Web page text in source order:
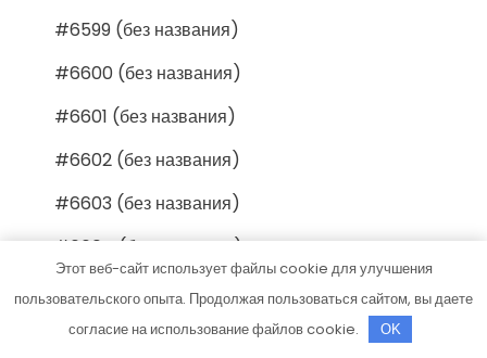
#6599 (без названия)
#6600 (без названия)
#6601 (без названия)
#6602 (без названия)
#6603 (без названия)
#6604 (без названия)
#6605 (без названия)
#6606 (без названия)
Этот веб-сайт использует файлы cookie для улучшения
пользовательского опыта. Продолжая пользоваться сайтом, вы даете
согласие на использование файлов cookie.
OK